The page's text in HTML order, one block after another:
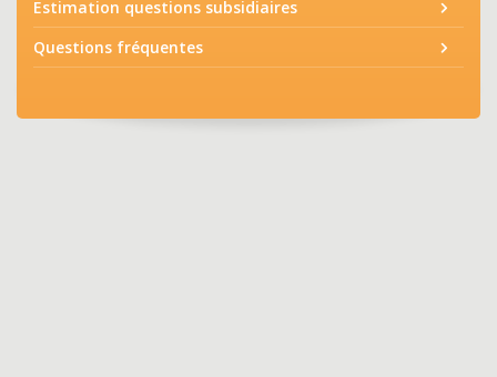
Estimation questions subsidiaires
Questions fréquentes